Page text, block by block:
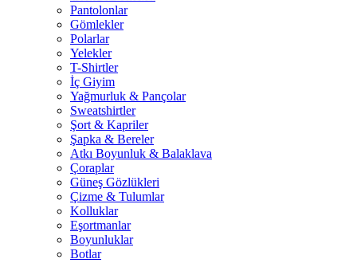
Pantolonlar
Gömlekler
Polarlar
Yelekler
T-Shirtler
İç Giyim
Yağmurluk & Pançolar
Sweatshirtler
Şort & Kapriler
Şapka & Bereler
Atkı Boyunluk & Balaklava
Çoraplar
Güneş Gözlükleri
Çizme & Tulumlar
Kolluklar
Eşortmanlar
Boyunluklar
Botlar